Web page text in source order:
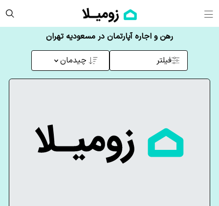
رهن و اجاره آپارتمان در مسعودیه تهران
فیلتر چیدمان